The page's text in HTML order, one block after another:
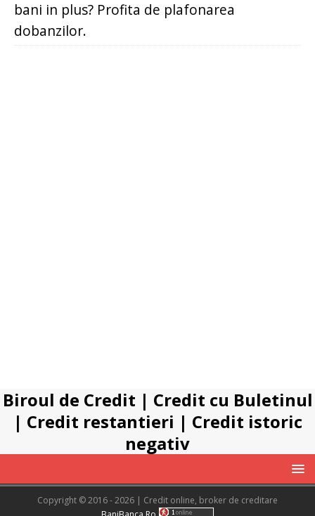
bani in plus? Profita de plafonarea
dobanzilor.
Biroul de Credit | Credit cu Buletinul
| Credit restantieri | Credit istoric
negativ
Copyright © 2016 - 2026 | Credit online, broker de creditare